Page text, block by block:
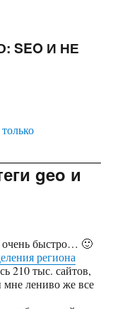
SEO И НЕ
geo и
очень быстро… 🙂
региона
210 тыс. сайтов,
лениво же все